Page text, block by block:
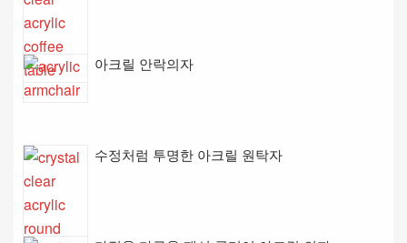
아크릴 안락의자
수정처럼 투명한 아크릴 원탁자